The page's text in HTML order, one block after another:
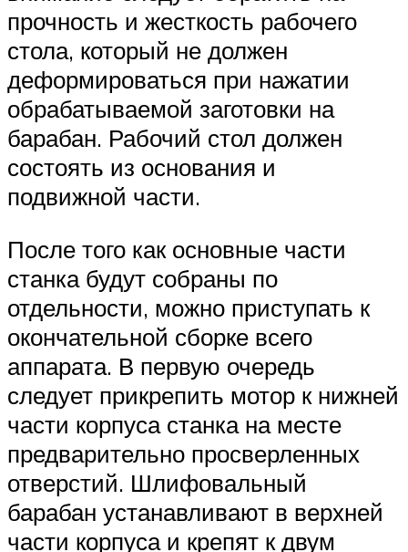
прочность и жесткость рабочего
стола, который не должен
деформироваться при нажатии
обрабатываемой заготовки на
барабан. Рабочий стол должен
состоять из основания и
подвижной части.
После того как основные части
станка будут собраны по
отдельности, можно приступать к
окончательной сборке всего
аппарата. В первую очередь
следует прикрепить мотор к нижней
части корпуса станка на месте
предварительно просверленных
отверстий. Шлифовальный
барабан устанавливают в верхней
части корпуса и крепят к двум